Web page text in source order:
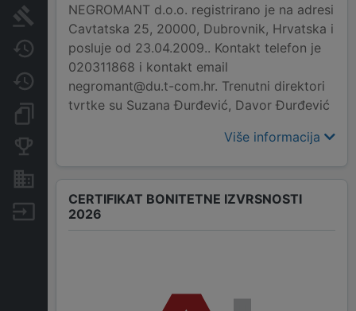
Sudske objave
Javne nabavke
Promjene
Dokumenti i objave
Nekretnine i imovina
Izvoz
NEGROMANT d.o.o. registrirano je na adresi
Cavtatska 25, 20000, Dubrovnik, Hrvatska i
posluje od 23.04.2009.. Kontakt telefon je
020311868 i kontakt email
negromant@du.t-com.hr. Trenutni direktori
tvrtke su Suzana Đurđević, Davor Đurđević
Više informacija
CERTIFIKAT BONITETNE IZVRSNOSTI
2026